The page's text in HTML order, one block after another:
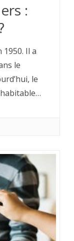
:
Il a
le
le